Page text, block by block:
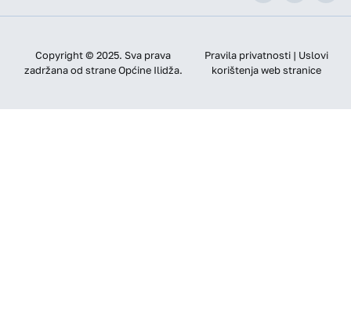
Copyright © 2025. Sva prava
zadržana od strane Općine Ilidža.
Pravila privatnosti | Uslovi
korištenja web stranice